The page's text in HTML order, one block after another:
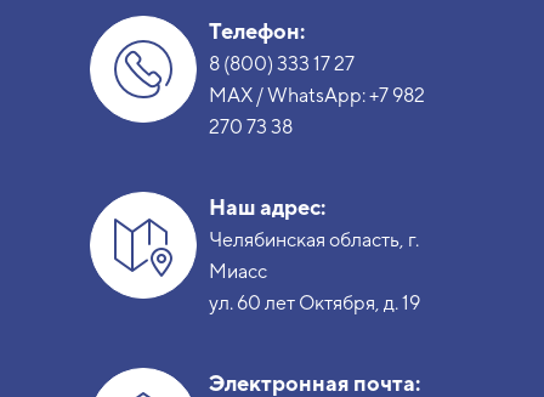
Телефон:
8 (800) 333 17 27
MAX / WhatsApp:+7 982
270 73 38
Наш адрес:
Челябинская область, г.
Миасс
ул. 60 лет Октября, д. 19
Электронная почта: